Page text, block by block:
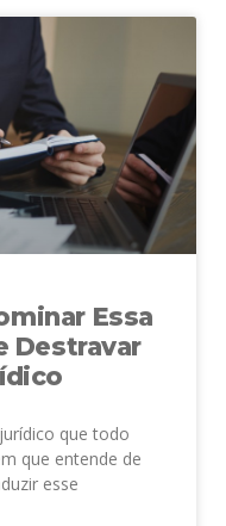
Essa
Destravar
que todo
que entende de
esse